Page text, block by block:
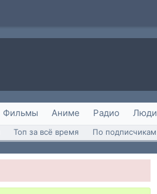
Фильмы Аниме Радио Люди
Топ за всё время По подписчикам